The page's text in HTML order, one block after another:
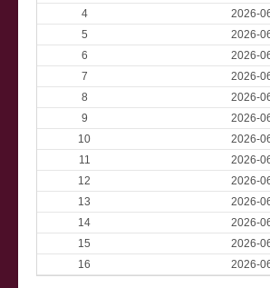
4
2026-
5
2026-
6
2026-
7
2026-
8
2026-
9
2026-
10
2026-
11
2026-
12
2026-
13
2026-
14
2026-
15
2026-
16
2026-